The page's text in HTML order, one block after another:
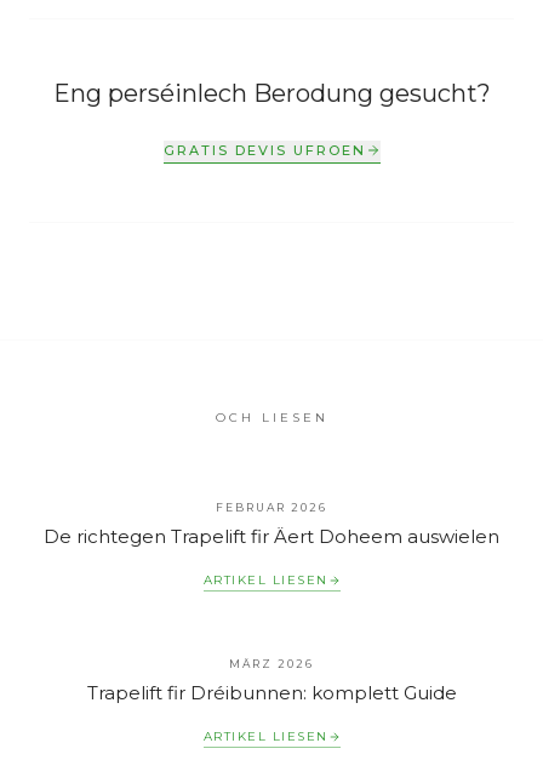
Eng perséinlech Berodung gesucht?
GRATIS DEVIS UFROEN
OCH LIESEN
FEBRUAR 2026
De richtegen Trapelift fir Äert Doheem auswielen
ARTIKEL LIESEN
MÄRZ 2026
Trapelift fir Dréibunnen: komplett Guide
ARTIKEL LIESEN